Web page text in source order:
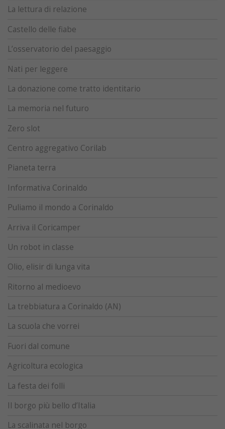
La lettura di relazione
Castello delle fiabe
L’osservatorio del paesaggio
Nati per leggere
La donazione come tratto identitario
La memoria nel futuro
Zero slot
Centro aggregativo Corilab
Pianeta terra
Informativa Corinaldo
Puliamo il mondo a Corinaldo
Arriva il Coricamper
Un robot in classe
Olio, elisir di lunga vita
Ritorno al medioevo
La trebbiatura a Corinaldo (AN)
La scuola che vorrei
Fuori dal comune
Agricoltura ecologica
La festa dei folli
Il borgo più bello d’Italia
La scalinata nel borgo